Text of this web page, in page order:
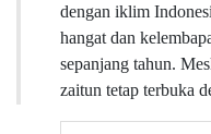
dengan iklim
hangat dan
sepanjang tahun.
zaitun tetap terbuka